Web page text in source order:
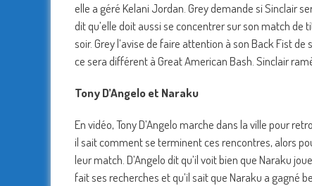
elle a géré Kelani Jordan. Grey demande si Sinclair
dit qu’elle doit aussi se concentrer sur son match de
soir. Grey l’avise de faire attention à son Back Fist
ce sera différent à Great American Bash. Sinclair
Tony D’Angelo et Naraku
En vidéo, Tony D’Angelo marche dans la ville pour
il sait comment se terminent ces rencontres, alors
leur match. D’Angelo dit qu’il voit bien que Naraku
fait ses recherches et qu’il sait que Naraku a gagné